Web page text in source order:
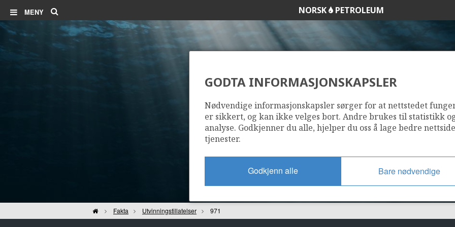
MENY NORSK PETROLEUM
971
Hjem Fakta Utvinningstillatelser 971
GODTA INFORMASJONSKAPSLER
Nødvendige informasjonskapsler sørger for at nettstedet
er sikkert, og kan ikke velges bort. Andre brukes til statistikk
analyse. Godkjenner du alle, hjelper du oss å lage bedre
tjenester.
Godkjenn alle Bare nødvendige